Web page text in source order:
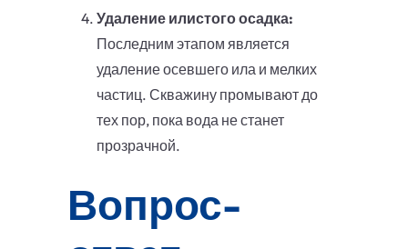
Удаление илистого осадка:
Последним этапом является
удаление осевшего ила и мелких
частиц. Скважину промывают до
тех пор, пока вода не станет
прозрачной.
Вопрос-